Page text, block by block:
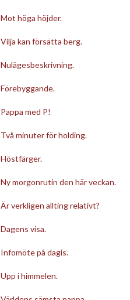
Mot höga höjder.
Vilja kan försätta berg.
Nulägesbeskrivning.
Förebyggande.
Pappa med P!
Två minuter för holding.
Höstfärger.
Ny morgonrutin den här veckan.
Är verkligen allting relativt?
Dagens visa.
Infomöte på dagis.
Upp i himmelen.